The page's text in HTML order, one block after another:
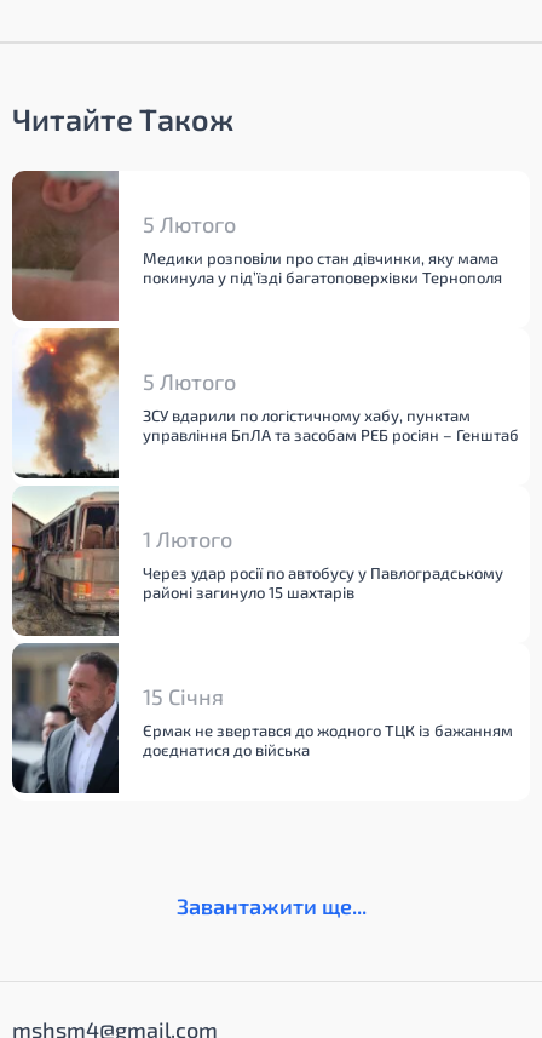
Читайте Також
5 Лютого
Медики розповіли про стан дівчинки, яку мама
покинула у під’їзді багатоповерхівки Тернополя
5 Лютого
ЗСУ вдарили по логістичному хабу, пунктам
управління БпЛА та засобам РЕБ росіян – Генштаб
1 Лютого
Через удар росії по автобусу у Павлоградському
районі загинуло 15 шахтарів
15 Січня
Єрмак не звертався до жодного ТЦК із бажанням
доєднатися до війська
Завантажити ще...
mshsm4@gmail.com